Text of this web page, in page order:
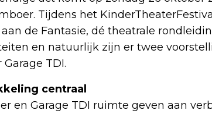
Tijdens het
de Fantasie, dé theatrale
en natuurlijk zijn er twee
TDI.
centraal
en Garage TDI ruimte geven aan